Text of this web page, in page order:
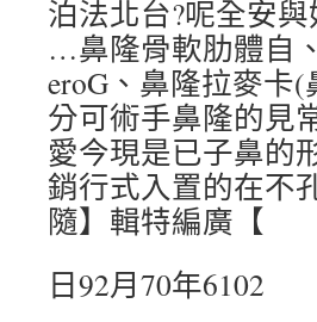
泊法北台?呢全安
…鼻隆骨軟肋體自
eroG、鼻隆拉麥卡
分可術手鼻隆的見
愛今現是已子鼻的
銷行式入置的在不
隨】輯特編廣【
日92月70年6102